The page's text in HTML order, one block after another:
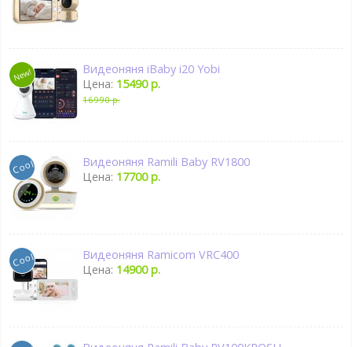
Видеоняня iBaby i20 Yobi
Цена: 15490 р.
16990 р.
Видеоняня Ramili Baby RV1800
Цена: 17700 р.
Видеоняня Ramicom VRC400
Цена: 14900 р.